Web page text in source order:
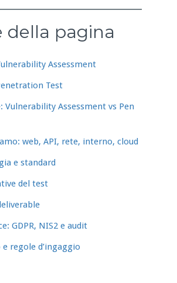
della pagina
Assessment
Test
Vulnerability Assessment vs Pen
web, API, rete, interno, cloud
e standard
del test
GDPR, NIS2 e audit
regole d’ingaggio